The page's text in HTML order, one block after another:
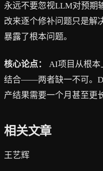
永远不要忽视LLM对预期
改来逐个修补问题只是解
暴露了根本问题。
核心论点：
AI项目从根本
结合——两者缺一不可。
产结果需要一个月甚至更
相关文章
王艺辉